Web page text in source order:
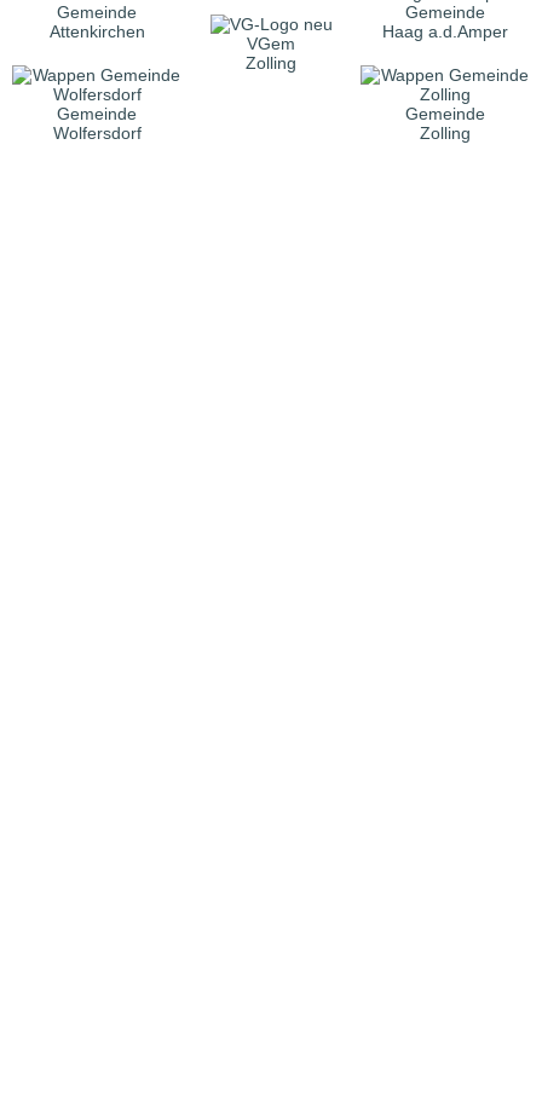
Gemeinde
Attenkirchen
VGem
Zolling
Gemeinde
Haag a.d.Amper
Gemeinde
Wolfersdorf
Gemeinde
Zolling